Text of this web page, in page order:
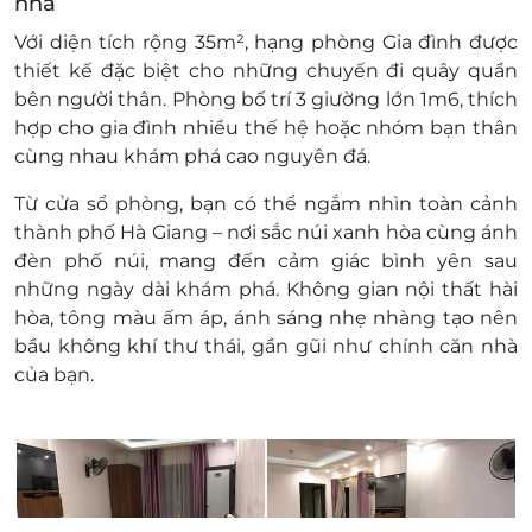
Với diện tích rộng 35m², hạng phòng Gia đình được
thiết kế đặc biệt cho những chuyến đi quây quần
bên người thân. Phòng bố trí3 giường lớn 1m6, thích
hợp cho gia đình nhiều thế hệ hoặc nhóm bạn thân
cùng nhau khám phá cao nguyên đá.
Từ cửa sổ phòng, bạn có thể ngắm nhìn toàn cảnh
thành phố Hà Giang – nơi sắc núi xanh hòa cùng ánh
đèn phố núi, mang đến cảm giác bình yên sau
những ngày dài khám phá. Không gian nội thất hài
hòa, tông màu ấm áp, ánh sáng nhẹ nhàng tạo nên
bầu không khí thư thái, gần gũi như chính căn nhà
của bạn.